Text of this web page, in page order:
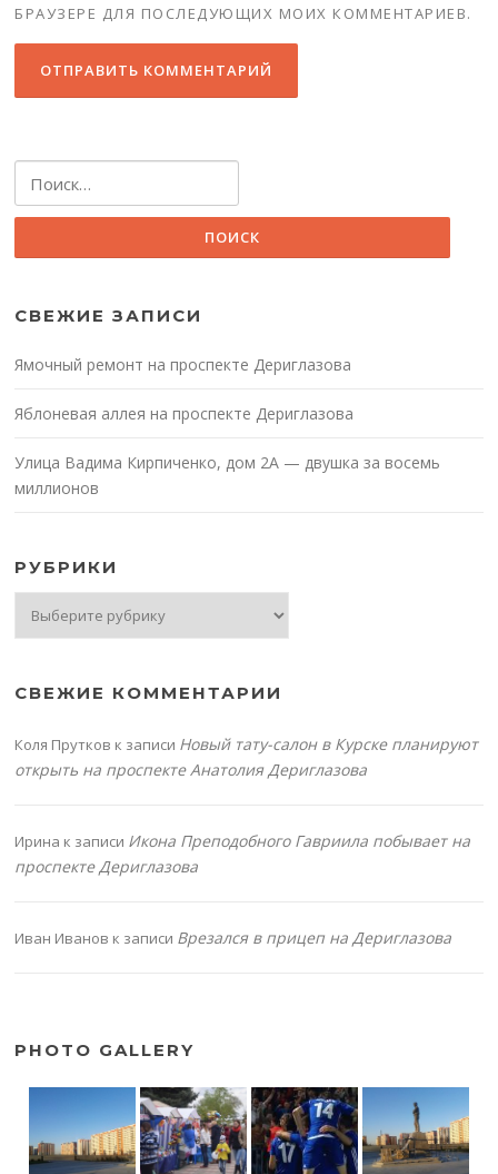
БРАУЗЕРЕ ДЛЯ ПОСЛЕДУЮЩИХ МОИХ КОММЕНТАРИЕВ.
СВЕЖИЕ ЗАПИСИ
Ямочный ремонт на проспекте Дериглазова
Яблоневая аллея на проспекте Дериглазова
Улица Вадима Кирпиченко, дом 2А — двушка за восемь
миллионов
РУБРИКИ
СВЕЖИЕ КОММЕНТАРИИ
Коля Прутков к записи Новый тату-салон в Курске планируют
открыть на проспекте Анатолия Дериглазова
Ирина к записи Икона Преподобного Гавриила побывает на
проспекте Дериглазова
Иван Иванов к записи Врезался в прицеп на Дериглазова
PHOTO GALLERY